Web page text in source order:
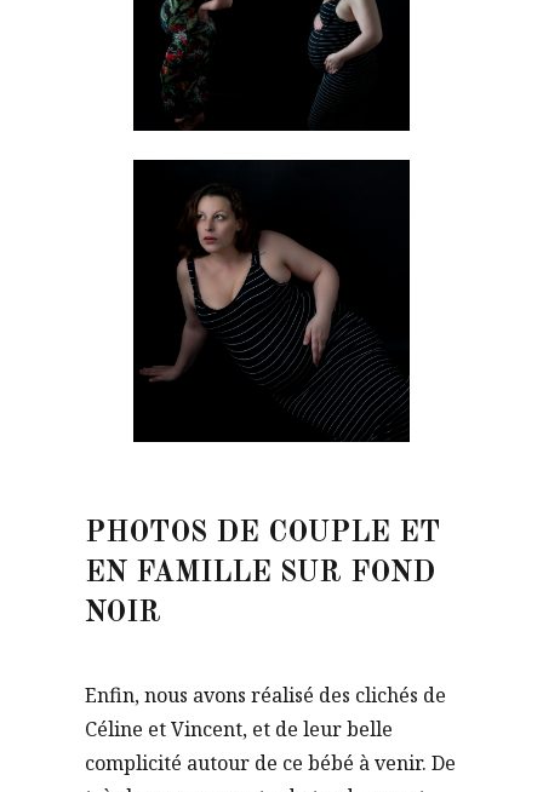
PHOTOS DE COUPLE ET
EN FAMILLE SUR FOND
NOIR
Enfin, nous avons réalisé des clichés de
Céline et Vincent, et de leur belle
complicité autour de ce bébé à venir. De